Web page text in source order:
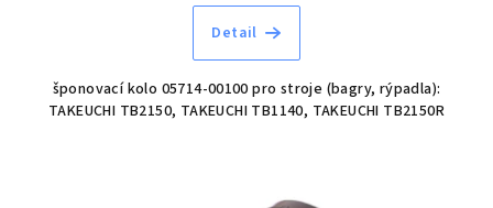
Detail
šponovací kolo 05714-00100 pro stroje (bagry, rýpadla):
TAKEUCHI TB2150, TAKEUCHI TB1140, TAKEUCHI TB2150R